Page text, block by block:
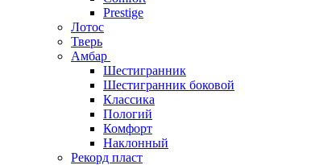
Prestige
Лотос
Тверь
Амбар
Шестигранник
Шестигранник боковой
Классика
Пологий
Комфорт
Наклонный
Рекорд пласт